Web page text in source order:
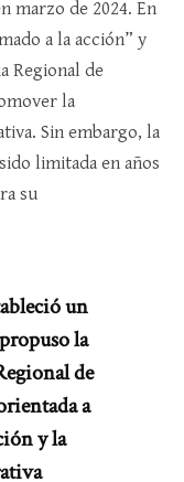
marzo de 2024. En
a la acción” y
Regional de
la
Sin embargo, la
limitada en años
su
un
la
de
a
y la